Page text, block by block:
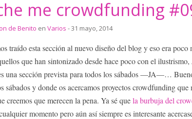
me crowdfunding
de Benito en Varios - 31 mayo, 2014
traído esta sección al nuevo diseño del blog y eso era poco
que han sintonizado desde hace poco con el ilustrismo,
una sección prevista para todos los sábados —JA—…
sábados y donde os acercamos proyectos crowdfunding que
creemos que merecen la pena. Ya sé quela burbuja del
momento pero aún así siempre es interesante